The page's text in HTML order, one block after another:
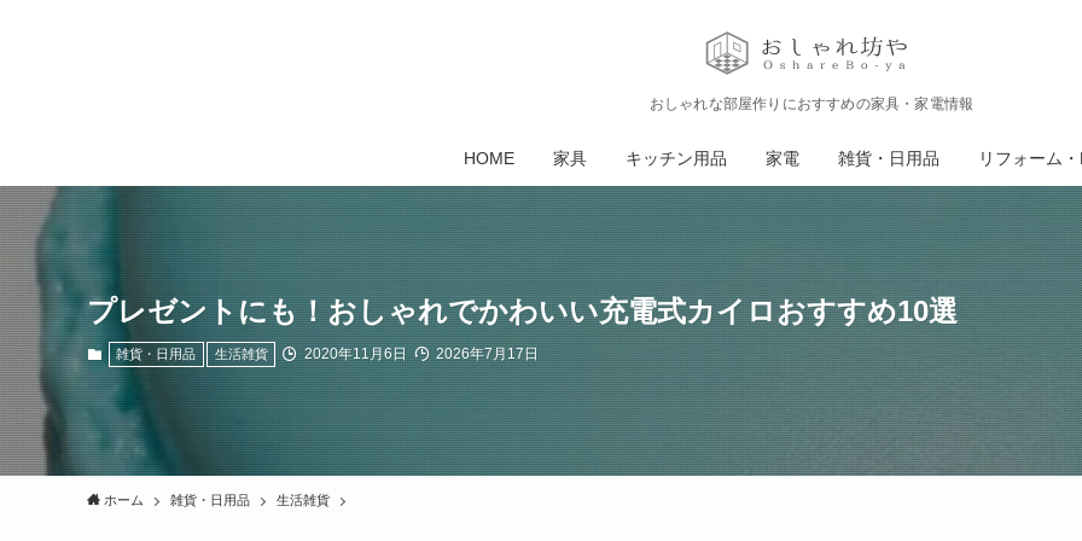
おしゃれな部屋作りにおすすめの家具・家電情報
HOME 家具 キッチン用品 家電 雑貨・日用品 リフォーム
プレゼントにも！おしゃれでかわいい充電式カイロおすすめ10選
雑貨・日用品 生活雑貨 2020年11月6日 2026年7月17日
ホーム 雑貨・日用品 生活雑貨